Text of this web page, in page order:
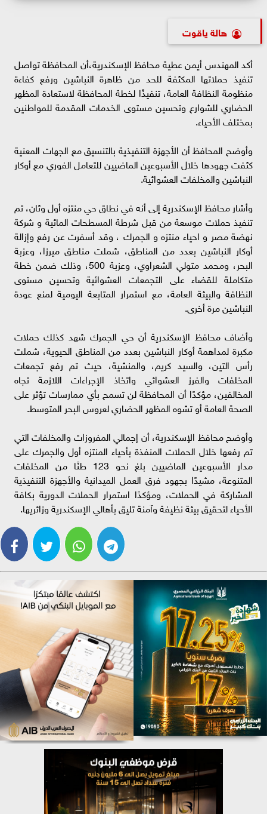
هالة ياقوت
أكد المهندس أيمن عطية محافظ الإسكندرية،أن المحافظة تواصل
تنفيذ حملاتها المكثفة للحد من ظاهرة النباشين ورفع كفاءة
منظومة النظافة العامة، تنفيذًا لخطة المحافظة لاستعادة المظهر
الحضاري للشوارع وتحسين مستوى الخدمات المقدمة للمواطنين
بمختلف الأحياء.
وأوضح المحافظ أن الأجهزة التنفيذية بالتنسيق مع الجهات المعنية
كثفت جهودها خلال الأسبوعين الماضيين للتعامل الفوري مع أوكار
النباشين والمخلفات العشوائية.
وأشار محافظ الإسكندرية إلى أنه في نطاق حي منتزه أول وثان، تم
تنفيذ حملات موسعة من قبل شرطة المسطحات المائية و شركة
نهضة مصر و احياء منتزه و الجمرك ، وقد أسفرت عن رفع وإزالة
أوكار النباشين بعدد من المناطق، شملت مناطق ميرزا، وعزبة
البحر، ومحمد متولي الشعراوي، وعزبة 500، وذلك ضمن خطة
متكاملة للقضاء على التجمعات العشوائية وتحسين مستوى
النظافة والبيئة العامة، مع استمرار المتابعة اليومية لمنع عودة
النباشين مرة أخرى.
وأضاف محافظ الإسكندرية أن حي الجمرك شهد كذلك حملات
مكبرة لمداهمة أوكار النباشين بعدد من المناطق الحيوية، شملت
رأس التين، والسيد كريم، والمنشية، حيث تم رفع تجمعات
المخلفات والفرز العشوائي واتخاذ الإجراءات اللازمة تجاه
المخالفين، مؤكدًا أن المحافظة لن تسمح بأي ممارسات تؤثر على
الصحة العامة أو تشوه المظهر الحضاري لعروس البحر المتوسط.
وأوضح محافظ الإسكندرية، أن إجمالي المفروزات والمخلفات التي
تم رفعها خلال الحملات المنفذة بأحياء المنتزه أول والجمرك على
مدار الأسبوعين الماضيين بلغ نحو 123 طنًا من المخلفات
المتنوعة، مشيدًا بجهود فرق العمل الميدانية والأجهزة التنفيذية
المشاركة في الحملات، ومؤكدًا استمرار الحملات الدورية بكافة
الأحياء لتحقيق بيئة نظيفة وآمنة تليق بأهالي الإسكندرية وزائريها.